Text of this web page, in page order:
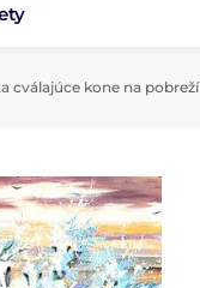
cválajúce kone na pobreží